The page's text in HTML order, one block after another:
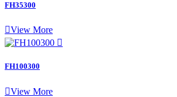
FH35300
View More

FH100300
View More